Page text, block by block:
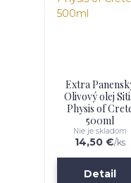
Extra
Olivový olej
Physis of
500ml
14,50 €/ks
Nie je skladom
Detail